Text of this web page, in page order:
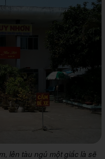
lên tàu ngủ một giấc là sẽ